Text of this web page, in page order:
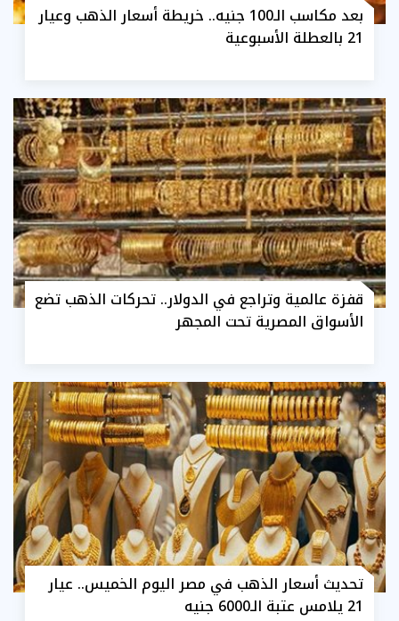
بعد مكاسب الـ100 جنيه.. خريطة أسعار الذهب وعيار
21 بالعطلة الأسبوعية
قفزة عالمية وتراجع في الدولار.. تحركات الذهب تضع
الأسواق المصرية تحت المجهر
تحديث أسعار الذهب في مصر اليوم الخميس.. عيار
21 يلامس عتبة الـ6000 جنيه